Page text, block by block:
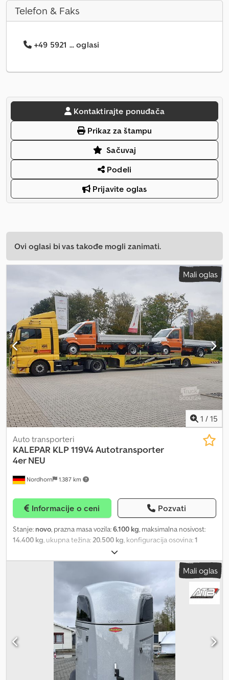
Telefon & Faks
+49 5921 ... oglasi
Kontaktirajte ponuđača
Prikaz za štampu
Sačuvaj
Podeli
Prijavite oglas
Ovi oglasi bi vas takođe mogli zanimati.
Mali oglas
1 / 15
Nordhorn 1.387 km
Auto transporteri
KALEPAR KLP 119V4 Autotransporter
4er NEU
Informacije o ceni Pozvati
Stanje: novo, prazna masa vozila:6.100 kg, maksimalna nosivost:
14.400 kg, ukupna težina:20.500 kg, konfiguracija osovina:1
, dimenzija gume:
KALEPAR TRAILER - KLP 119V4 4 Loader AUTOTRANSPORTER
Autotransport poluprikolica za 4 vozila 1x SAF ili BPW osovina
Ukupna masa: 20.500 kg Dsdpfx Aokqmumoiveck Nosivost: 14.500
kg Tara: 6.100 kg Ukupna dužina: 13.600 mm + 1.500 mm Kočioni
sistem: Wabco 2S-2M Električni sistem: Aspöck Systems Vazdušno
vešanje Hidraulični zadnji izvlačni most u punoj širini 2.550 mm i
dužini 1.500 mm Poluprikolica potpuno pocinkovana (100%
pocinkovana) Dimenzije pneumatika: 245/70 R 17.5 Brendovi
pneumatika: Pirelli, Goodyear, Fulda, Continental. Visina sedla: cca
950 mm – 1.150 mm (moguća i druga visina sedla) Hidraulična vitla 5
tona sa daljinskim upravljanjem i remenicama 24v, 4,5KW elektro-
Mali oglas